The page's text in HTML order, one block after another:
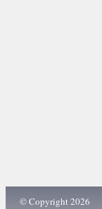
© Copyright 2026